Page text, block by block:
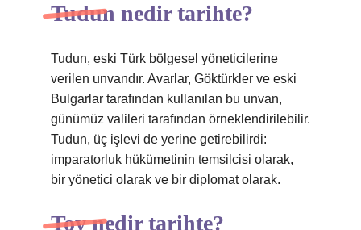
Tudun nedir tarihte?
Tudun, eski Türk bölgesel yöneticilerine
verilen unvandır. Avarlar, Göktürkler ve eski
Bulgarlar tarafından kullanılan bu unvan,
günümüz valileri tarafından örneklendirilebilir.
Tudun, üç işlevi de yerine getirebilirdi:
imparatorluk hükümetinin temsilcisi olarak,
bir yönetici olarak ve bir diplomat olarak.
Toy nedir tarihte?